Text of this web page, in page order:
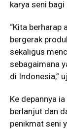
karya seni
“Kita berharap
bergerak
sekaligus
sebagaimana
di Indonesia,”
Ke depannya
berlanjut dan
penikmat seni